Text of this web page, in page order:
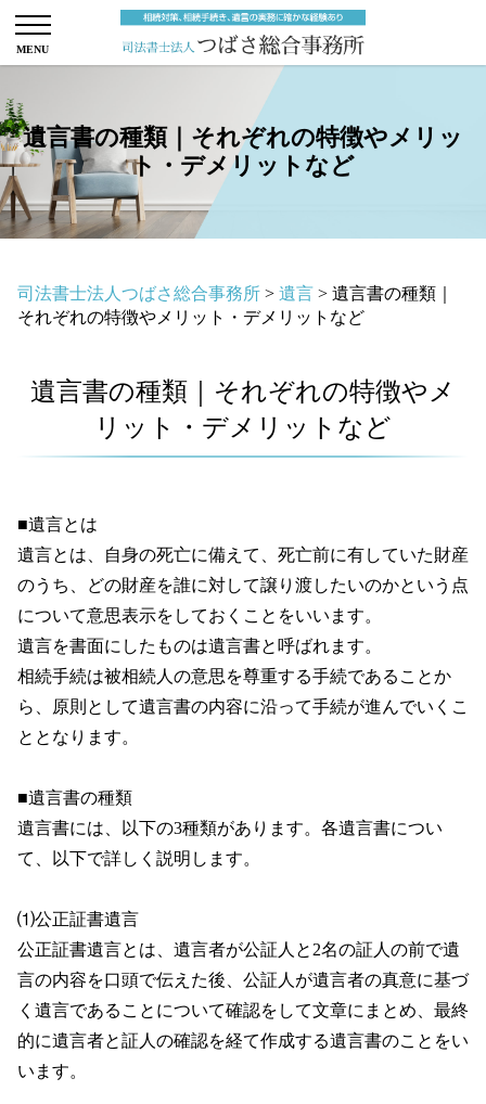
遺言書の種類｜それぞれの特徴やメリッ
ト・デメリットなど
司法書士法人つばさ総合事務所 > 遺言 > 遺言書の種類｜
それぞれの特徴やメリット・デメリットなど
遺言書の種類｜それぞれの特徴やメ
リット・デメリットなど
■遺言とは
遺言とは、自身の死亡に備えて、死亡前に有していた財産
のうち、どの財産を誰に対して譲り渡したいのかという点
について意思表示をしておくことをいいます。
遺言を書面にしたものは遺言書と呼ばれます。
相続手続は被相続人の意思を尊重する手続であることか
ら、原則として遺言書の内容に沿って手続が進んでいくこ
ととなります。
■遺言書の種類
遺言書には、以下の3種類があります。各遺言書につい
て、以下で詳しく説明します。
⑴公正証書遺言
公正証書遺言とは、遺言者が公証人と2名の証人の前で遺
言の内容を口頭で伝えた後、公証人が遺言者の真意に基づ
く遺言であることについて確認をして文章にまとめ、最終
的に遺言者と証人の確認を経て作成する遺言書のことをい
います。